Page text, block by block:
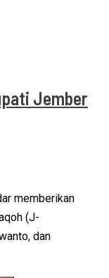
Jember
memberikan
(J-
dan